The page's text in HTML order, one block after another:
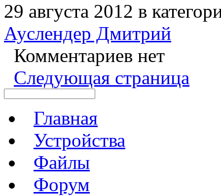
29 августа 2012 в
Ауслендер Дмитрий
Комментариев нет
Следующая страница
Главная
Устройства
Файлы
Форум